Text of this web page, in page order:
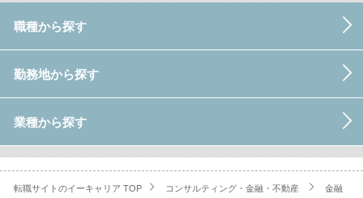
職種から探す
勤務地から探す
業種から探す
転職サイトのイーキャリア TOP コンサルティング・金融・不動産
金融